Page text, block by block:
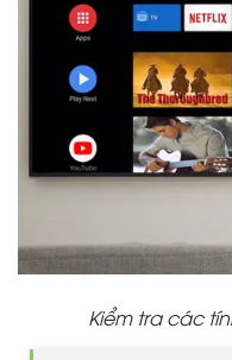
Kiểm tra các